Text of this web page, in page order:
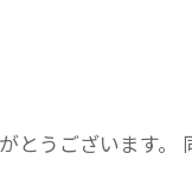
とうございます。